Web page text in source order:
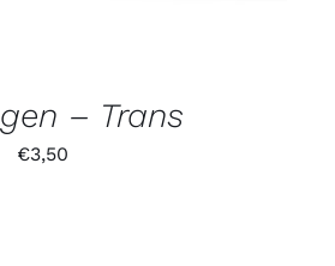
– Trans
€3,50